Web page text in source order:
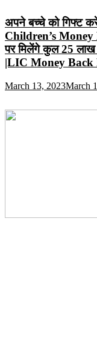
अपने बच्चे को गिफ्ट
Children’s Money
पर मिलेंगे कुल 25 लाख
|LIC Money Back
March 13, 2023March